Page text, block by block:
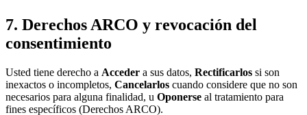
7. Derechos ARCO y revocación del
consentimiento
Usted tiene derecho a Acceder a sus datos, Rectificarlos si son
inexactos o incompletos, Cancelarlos cuando considere que no son
necesarios para alguna finalidad, u Oponerse al tratamiento para
fines específicos (Derechos ARCO).